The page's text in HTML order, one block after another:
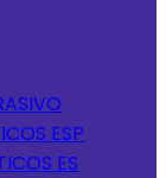
ESP
ES